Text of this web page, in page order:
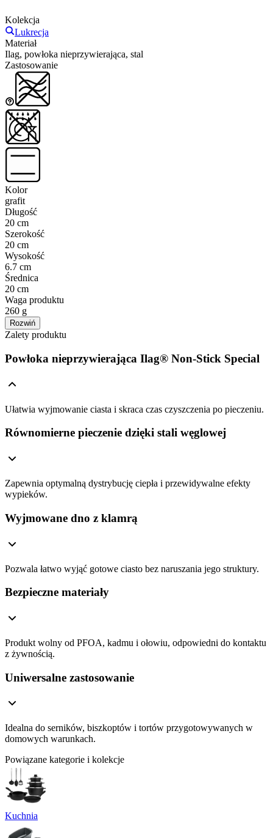
Kolekcja
Lukrecja
Materiał
Ilag, powłoka nieprzywierająca, stal
Zastosowanie
Kolor
grafit
Długość
20 cm
Szerokość
20 cm
Wysokość
6.7 cm
Średnica
20 cm
Waga produktu
260 g
Rozwiń
Zalety produktu
Powłoka nieprzywierająca Ilag® Non-Stick Special
Ułatwia wyjmowanie ciasta i skraca czas czyszczenia po pieczeniu.
Równomierne pieczenie dzięki stali węglowej
Zapewnia optymalną dystrybucję ciepła i przewidywalne efekty
wypieków.
Wyjmowane dno z klamrą
Pozwala łatwo wyjąć gotowe ciasto bez naruszania jego struktury.
Bezpieczne materiały
Produkt wolny od PFOA, kadmu i ołowiu, odpowiedni do kontaktu
z żywnością.
Uniwersalne zastosowanie
Idealna do serników, biszkoptów i tortów przygotowywanych w
domowych warunkach.
Powiązane kategorie i kolekcje
Kuchnia